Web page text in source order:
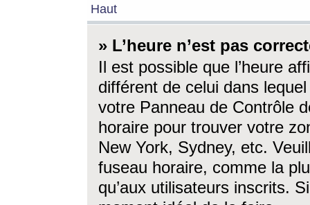
Haut
» L’heure n’est pas
Il est possible que l’heure
différent de celui dans
votre Panneau de Contrôle
horaire pour trouver votre
New York, Sydney, etc.
fuseau horaire, comme la
qu’aux utilisateurs inscrits.